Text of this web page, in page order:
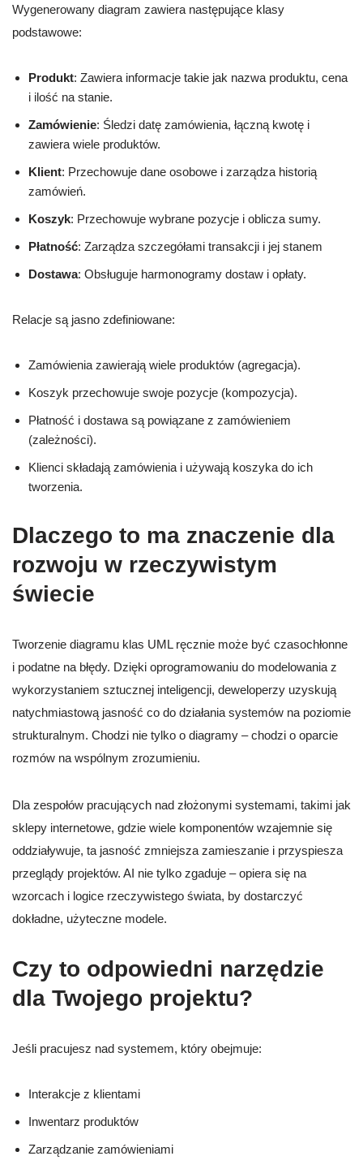
Wygenerowany diagram zawiera następujące klasy
podstawowe:
Produkt: Zawiera informacje takie jak nazwa produktu, cena
i ilość na stanie.
Zamówienie: Śledzi datę zamówienia, łączną kwotę i
zawiera wiele produktów.
Klient: Przechowuje dane osobowe i zarządza historią
zamówień.
Koszyk: Przechowuje wybrane pozycje i oblicza sumy.
Płatność: Zarządza szczegółami transakcji i jej stanem
Dostawa: Obsługuje harmonogramy dostaw i opłaty.
Relacje są jasno zdefiniowane:
Zamówienia zawierają wiele produktów (agregacja).
Koszyk przechowuje swoje pozycje (kompozycja).
Płatność i dostawa są powiązane z zamówieniem
(zależności).
Klienci składają zamówienia i używają koszyka do ich
tworzenia.
Dlaczego to ma znaczenie dla
rozwoju w rzeczywistym
świecie
Tworzenie diagramu klas UML ręcznie może być czasochłonne
i podatne na błędy. Dzięki oprogramowaniu do modelowania z
wykorzystaniem sztucznej inteligencji, deweloperzy uzyskują
natychmiastową jasność co do działania systemów na poziomie
strukturalnym. Chodzi nie tylko o diagramy – chodzi o oparcie
rozmów na wspólnym zrozumieniu.
Dla zespołów pracujących nad złożonymi systemami, takimi jak
sklepy internetowe, gdzie wiele komponentów wzajemnie się
oddziaływuje, ta jasność zmniejsza zamieszanie i przyspiesza
przeglądy projektów. AI nie tylko zgaduje – opiera się na
wzorcach i logice rzeczywistego świata, by dostarczyć
dokładne, użyteczne modele.
Czy to odpowiedni narzędzie
dla Twojego projektu?
Jeśli pracujesz nad systemem, który obejmuje:
Interakcje z klientami
Inwentarz produktów
Zarządzanie zamówieniami